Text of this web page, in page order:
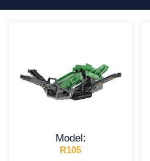
Model:
R105